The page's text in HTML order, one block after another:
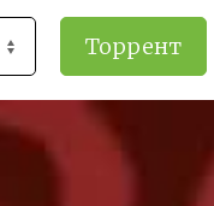
Торрент